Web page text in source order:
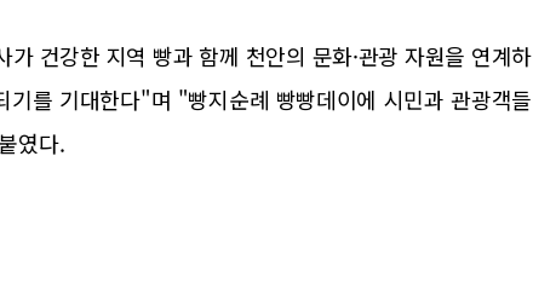
건강한 지역 빵과 함께 천안의 문화·관광 자원을 연계하
기를 기대한다"며 "빵지순례 빵빵데이에 시민과 관광객들
였다.